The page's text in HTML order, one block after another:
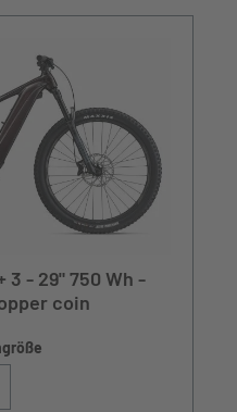
3 - 29" 750 Wh -
coin